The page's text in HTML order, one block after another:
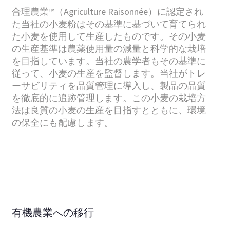
合理農業™（Agriculture Raisonnée）に認定され
た当社の小麦粉はその基準に基づいて育てられ
た小麦を使用して生産したものです。その小麦
の生産基準は農薬使用量の減量と科学的な栽培
を目指しています。当社の農学者もその基準に
従って、小麦の生産を監督します。当社がトレ
ーサビリティを品質管理に導入し、製品の品質
を徹底的に追跡管理します。この小麦の栽培方
法は良質の小麦の生産を目指すとともに、環境
の保全にも配慮します。
有機農業への移行